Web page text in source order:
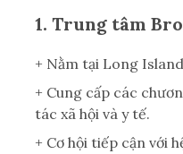
1. Trung tâm
+ Nằm tại Long
+ Cung cấp các
tác xã hội và y tế.
+ Cơ hội tiếp cận với